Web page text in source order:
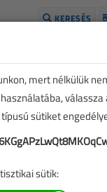
KERESÉS
mert nélkülük
sütiket
sütik: